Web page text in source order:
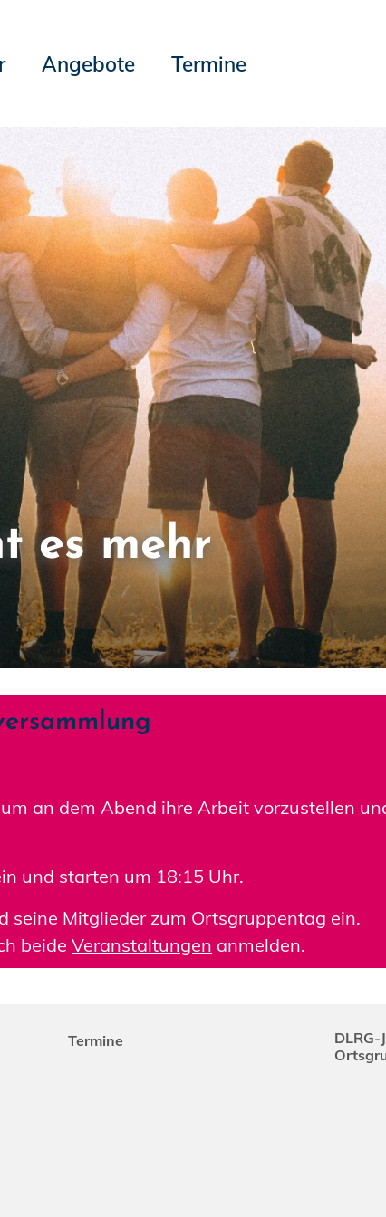
Angebote Termine
es mehr
an dem Abend ihre Arbeit vorzustellen
und starten um 18:15 Uhr.
seine Mitglieder zum Ortsgruppentag ein.
beide Veranstaltungen anmelden.
Termine
DLRG-